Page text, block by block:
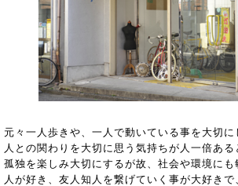
元々一人歩きや、一人で動いている事を大切
人との関わりを大切に思う気持ちが人一倍ある
孤独を楽しみ大切にするが故、社会や環境にも
人が好き、友人知人を繋げていく事が大好きで